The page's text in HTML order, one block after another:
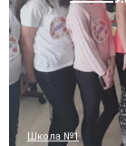
Школа №1